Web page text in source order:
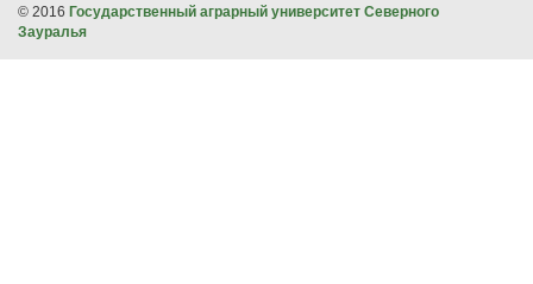
© 2016 Государственный аграрный университет Северного
Зауралья